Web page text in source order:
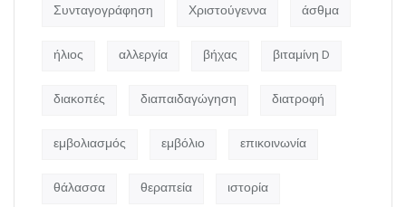
Συνταγογράφηση Χριστούγεννα άσθμα
ήλιος αλλεργία βήχας βιταμίνη D
διακοπές διαπαιδαγώγηση διατροφή
εμβολιασμός εμβόλιο επικοινωνία
θάλασσα θεραπεία ιστορία